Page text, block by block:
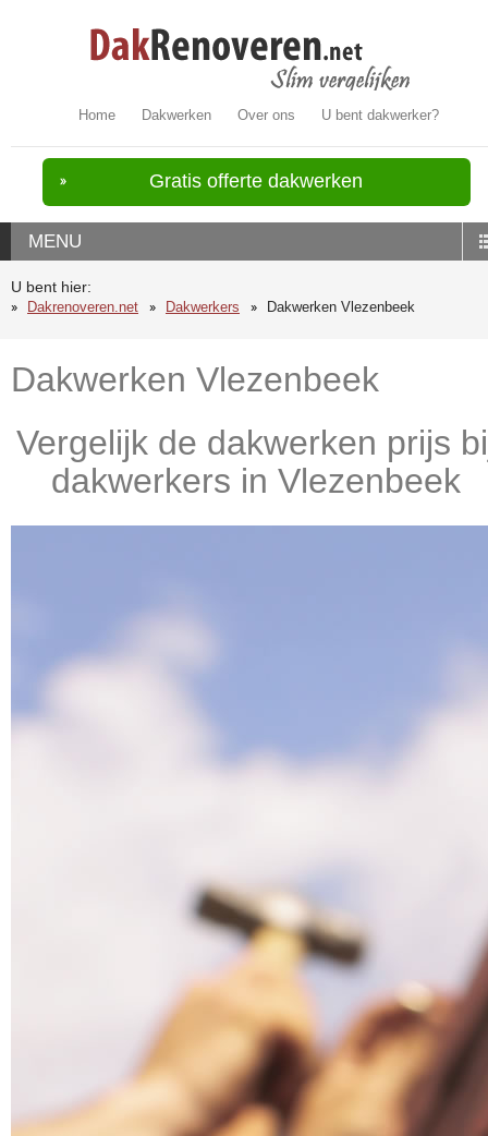
Home Dakwerken Over ons U bent dakwerker?
Gratis offerte dakwerken
MENU
U bent hier:
Dakrenoveren.net
Dakwerkers Dakwerken Vlezenbeek
Dakwerken Vlezenbeek
Vergelijk de dakwerken prijs
dakwerkers in Vlezenbeek